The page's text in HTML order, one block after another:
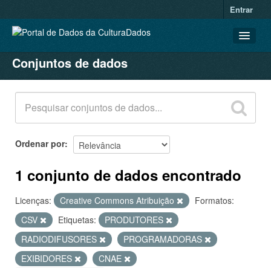
Entrar
CONJUNTOS DE DADOS
ORGANIZAÇÕES
GRUPOS
SOBRE
Conjuntos de dados
Ordenar por
1 conjunto de dados encontrado
Licenças: Creative Commons Atribuição
Formatos:
CSV
Etiquetas:
PRODUTORES
RADIODIFUSORES
PROGRAMADORAS
EXIBIDORES
CNAE